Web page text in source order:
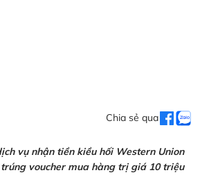
Chia sẻ qua
vụ nhận tiền kiều hối Western Union
trúng voucher mua hàng trị giá 10 triệu